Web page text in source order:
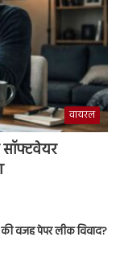
वायरल
सॉफ्टवेयर
वजह पेपर लीक विवाद?